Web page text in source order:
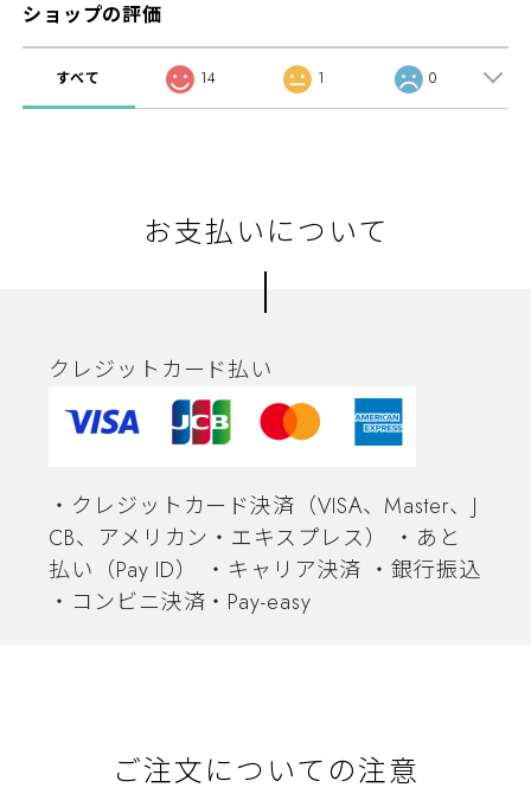
ショップの評価
すべて 14 1 0
お支払いについて
クレジットカード払い
・クレジットカード決済（VISA、Master、J
CB、アメリカン・エキスプレス） ・あと
払い（Pay ID） ・キャリア決済 ・銀行振込
・コンビニ決済・Pay-easy
ご注文についての注意